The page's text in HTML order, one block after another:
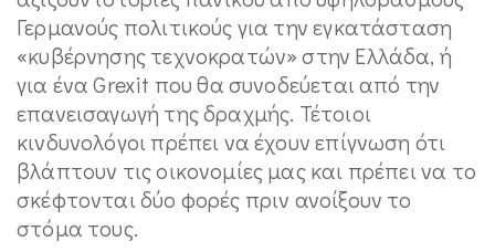
Γερμανούς πολιτικούς για την εγκατάσταση
«κυβέρνησης τεχνοκρατών» στην Ελλάδα, ή
για ένα Grexit που θα συνοδεύεται από την
επανεισαγωγή της δραχμής. Τέτοιοι
κινδυνολόγοι πρέπει να έχουν επίγνωση ότι
βλάπτουν τις οικονομίες μας και πρέπει να το
σκέφτονται δύο φορές πριν ανοίξουν το
στόμα τους.